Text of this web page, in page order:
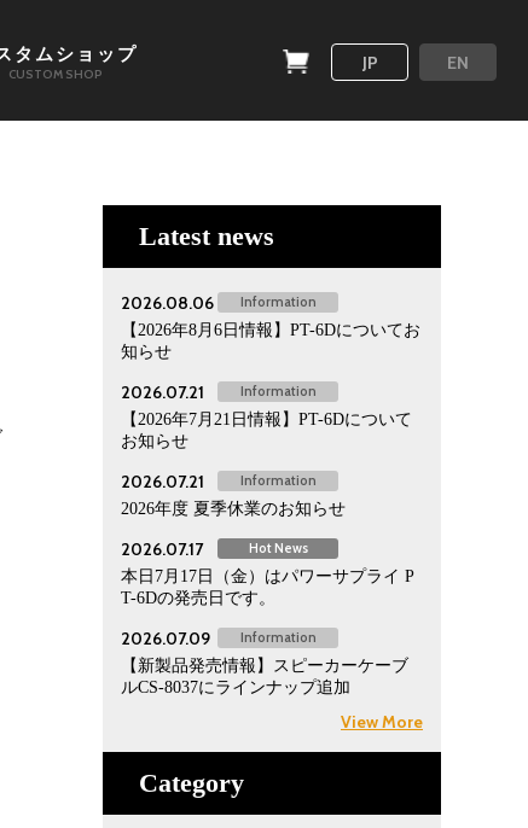
タムショップ
CUSTOM SHOP
JP EN
Latest news
2026.08.06 Information
【2026年8月6日情報】PT-6Dについてお
知らせ
2026.07.21 Information
【2026年7月21日情報】PT-6Dについて
お知らせ
2026.07.21 Information
2026年度 夏季休業のお知らせ
2026.07.17 Hot News
本日7月17日（金）はパワーサプライ P
T-6Dの発売日です。
2026.07.09 Information
【新製品発売情報】スピーカーケーブ
ルCS-8037にラインナップ追加
View More
Category